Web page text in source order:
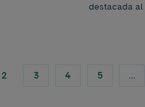
destacada
2 3 4 5 …